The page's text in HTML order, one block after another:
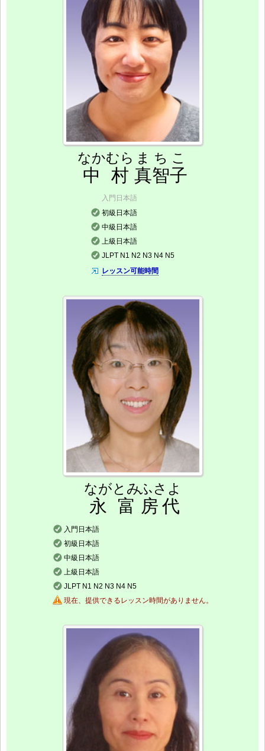
中村
なかむら
真智子
まちこ
入門日本語
初級日本語
中級日本語
上級日本語
JLPT N1 N2 N3 N4 N5
レッスン可能時間
永富
ながとみ
房代
ふさよ
入門日本語
初級日本語
中級日本語
上級日本語
JLPT N1 N2 N3 N4 N5
現在、提供できるレッスン時間がありません。